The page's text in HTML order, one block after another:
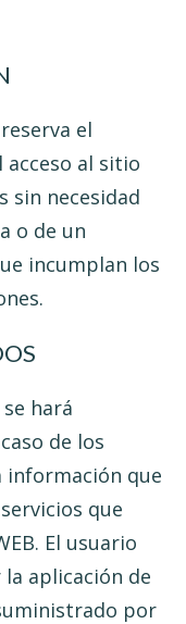
reserva el
al sitio
sin necesidad
o de un
incumplan los
se hará
de los
información que
que
El usuario
aplicación de
por